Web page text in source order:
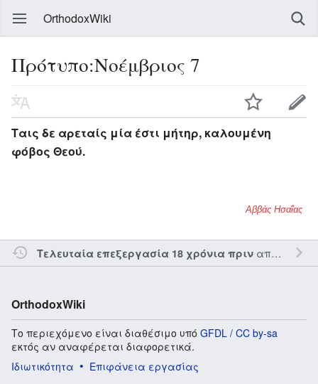
OrthodoxWiki
Πρότυπο:Νοέμβριος 7
Ταις δε αρεταίς μία έστι μήτηρ, καλουμένη
φόβος Θεού.
Αββάς Ησαΐας
Τελευταία επεξεργασία 18 χρόνια πριναπό τον την
OrthodoxWiki
Το περιεχόμενο είναι διαθέσιμο υπό GFDL / CC by-sa
εκτός αν αναφέρεται διαφορετικά.
Ιδιωτικότητα
Επιφάνεια εργασίας